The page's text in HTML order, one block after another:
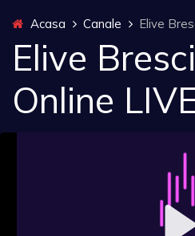
Acasa Canale Elive
Elive
Online